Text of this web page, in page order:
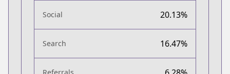
Social 20.13%
Search 16.47%